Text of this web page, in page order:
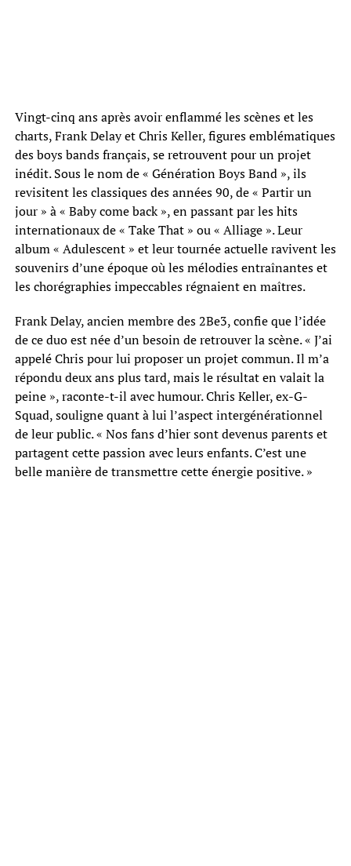
Vingt-cinq ans après avoir enflammé les scènes et les
charts, Frank Delay et Chris Keller, figures emblématiques
des boys bands français, se retrouvent pour un projet
inédit. Sous le nom de « Génération Boys Band », ils
revisitent les classiques des années 90, de « Partir un
jour » à « Baby come back », en passant par les hits
internationaux de « Take That » ou « Alliage ». Leur
album « Adulescent » et leur tournée actuelle ravivent les
souvenirs d’une époque où les mélodies entraînantes et
les chorégraphies impeccables régnaient en maîtres.
Frank Delay, ancien membre des 2Be3, confie que l’idée
de ce duo est née d’un besoin de retrouver la scène. « J’ai
appelé Chris pour lui proposer un projet commun. Il m’a
répondu deux ans plus tard, mais le résultat en valait la
peine », raconte-t-il avec humour. Chris Keller, ex-G-
Squad, souligne quant à lui l’aspect intergénérationnel
de leur public. « Nos fans d’hier sont devenus parents et
partagent cette passion avec leurs enfants. C’est une
belle manière de transmettre cette énergie positive. »